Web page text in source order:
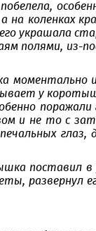
коленках
украшала
полями, из-
моментально
бывает у
поражали
и не то с
поставил в
развернул